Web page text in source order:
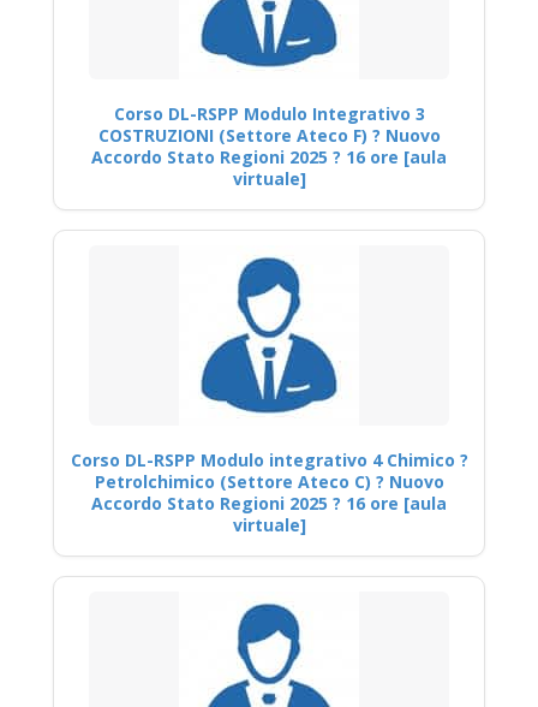
Corso DL-RSPP Modulo Integrativo 3
COSTRUZIONI (Settore Ateco F) ? Nuovo
Accordo Stato Regioni 2025 ? 16 ore [aula
virtuale]
Corso DL-RSPP Modulo integrativo 4 Chimico ?
Petrolchimico (Settore Ateco C) ? Nuovo
Accordo Stato Regioni 2025 ? 16 ore [aula
virtuale]